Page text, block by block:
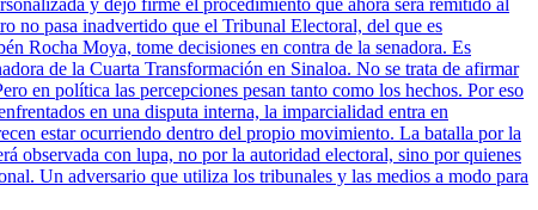
y dejó firme el procedimiento que ahora será remitido al
no pasa inadvertido que el Tribunal Electoral, del que es
Rocha Moya, tome decisiones en contra de la senadora. Es
de la Cuarta Transformación en Sinaloa. No se trata de afirmar
en política las percepciones pesan tanto como los hechos. Por eso
en una disputa interna, la imparcialidad entra en
estar ocurriendo dentro del propio movimiento. La batalla por la
observada con lupa, no por la autoridad electoral, sino por quienes
Un adversario que utiliza los tribunales y las medios a modo para